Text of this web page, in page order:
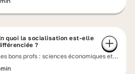
quoi la socialisation est-elle
?
bons profs : sciences économiques et